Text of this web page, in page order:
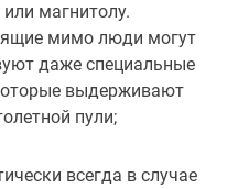
магнитолу.
мимо люди могут
даже специальные
выдерживают
пули;
всегда в случае